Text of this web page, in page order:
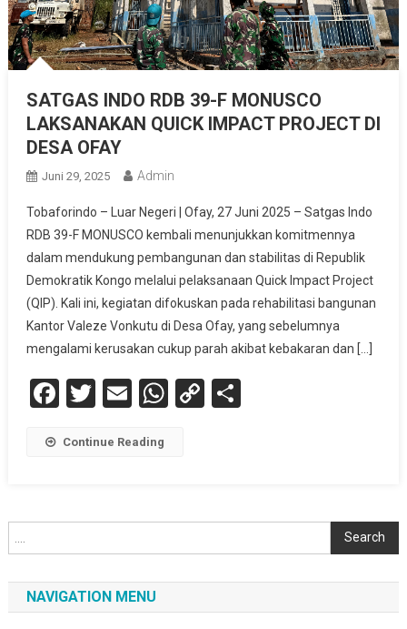
SATGAS INDO RDB 39-F MONUSCO
LAKSANAKAN QUICK IMPACT PROJECT DI
DESA OFAY
Juni 29, 2025 Admin
Tobaforindo – Luar Negeri | Ofay, 27 Juni 2025 – Satgas Indo
RDB 39-F MONUSCO kembali menunjukkan komitmennya
dalam mendukung pembangunan dan stabilitas di Republik
Demokratik Kongo melalui pelaksanaan Quick Impact Project
(QIP). Kali ini, kegiatan difokuskan pada rehabilitasi bangunan
Kantor Valeze Vonkutu di Desa Ofay, yang sebelumnya
mengalami kerusakan cukup parah akibat kebakaran dan […]
Facebook
Twitter
EmailWhatsApp
CopyShare
Continue Reading
Search
NAVIGATION MENU